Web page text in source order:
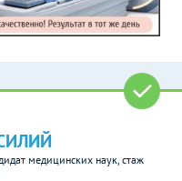
медицинских наук, стаж